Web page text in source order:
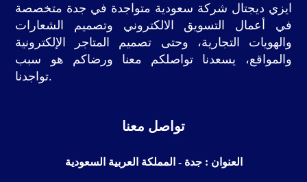
ايزي ديجتال شركة سعودية متواجدة في جدة متخصصة
في أعمال التسويق الالكتروني وتصميم الشعارات
والهويات التجارية، وحتى تصميم المتاجر الإلكترونية
والمواقع، يسعدنا تواصلكم معنا ورضاكم هو سبب
تواجدنا.
تواصل معنا
العنوان : جدة - المملكة العربية السعودية